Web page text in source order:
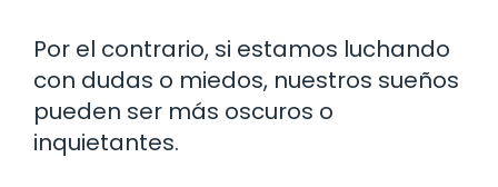
Por el contrario, si estamos luchando
con dudas o miedos, nuestros sueños
pueden ser más oscuros o
inquietantes.